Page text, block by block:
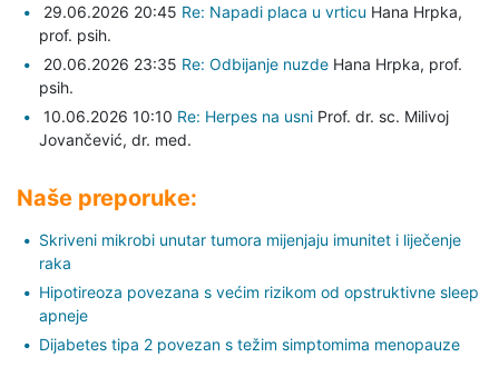
29.06.2026 20:45 Re: Napadi placa u vrticu Hana Hrpka,
prof. psih.
20.06.2026 23:35 Re: Odbijanje nuzde Hana Hrpka, prof.
psih.
10.06.2026 10:10 Re: Herpes na usni Prof. dr. sc. Milivoj
Jovančević, dr. med.
Naše preporuke:
Skriveni mikrobi unutar tumora mijenjaju imunitet i liječenje
raka
Hipotireoza povezana s većim rizikom od opstruktivne sleep
apneje
Dijabetes tipa 2 povezan s težim simptomima menopauze